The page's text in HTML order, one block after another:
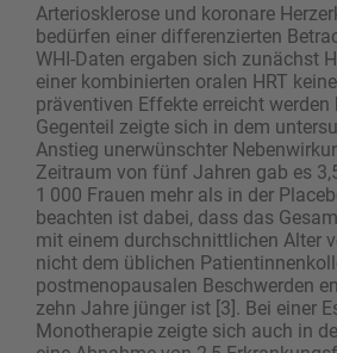
Arteriosklerose und koronare
bedürfen einer differenzierten
WHI-Daten ergaben sich zunächst
einer kombinierten oralen HRT
präventiven Effekte erreicht werden
Gegenteil zeigte sich in dem
Anstieg unerwünschter
Zeitraum von fünf Jahren gab es
1 000 Frauen mehr als in der
beachten ist dabei, dass das
mit einem durchschnittlichen Alter
nicht dem üblichen
postmenopausalen Beschwerden
zehn Jahre jünger ist [3]. Bei einer
Monotherapie zeigte sich auch in